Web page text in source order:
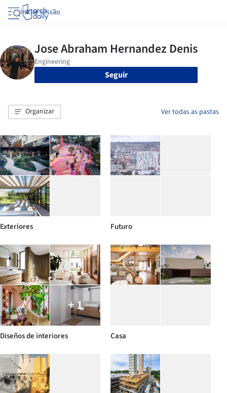
Iniciar sessão
Seguir
Organizar Ver todas as pastas
Exteriores Futuro
+ 1
Diseños de interiores Casa